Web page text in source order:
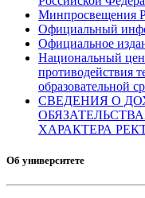
Минпросвещения
Официальный
Официальное
Национальный
противодействия
образовательной
СВЕДЕНИЯ О
ХАРАКТЕРА
Об университете